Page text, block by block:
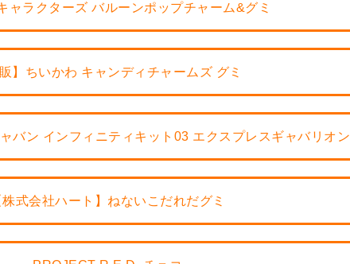
ャラクターズ バルーンポップチャーム&グミ
販】ちいかわ キャンディチャームズ グミ
バン インフィニティキット03 エクスプレスギャバリオン
株式会社ハート】ねないこだれだグミ